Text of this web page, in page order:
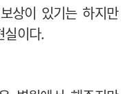
상이 있기는 하지만
실이다.